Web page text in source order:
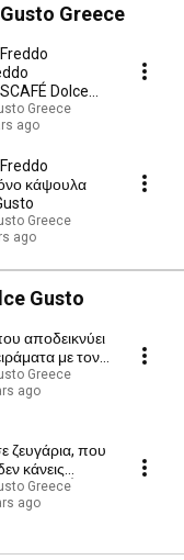
Greece
Dolce
Greece
ago
κάψουλα
Greece
ago
Gusto
αποδεικνύει
με τον
στο
Greece
ago
ζευγάρια, που
κάνεις
NESCAFÉ
Greece
ago